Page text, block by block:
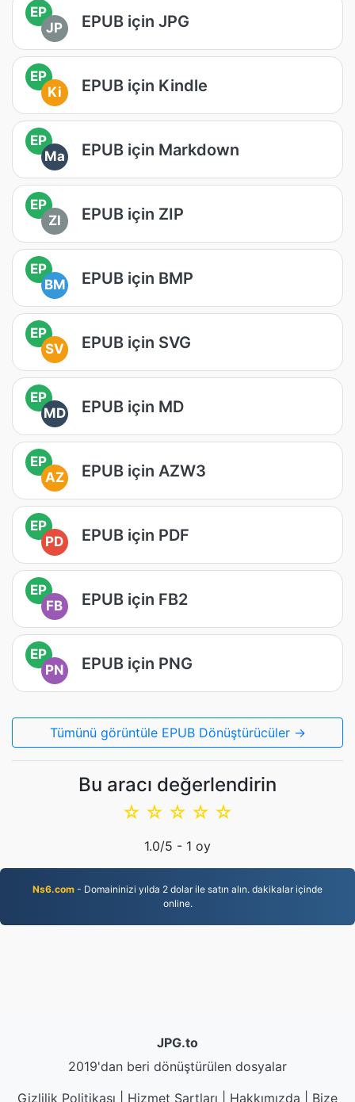
EP
JP
EPUB için JPG
EP
Ki
EPUB için Kindle
EP
Ma
EPUB için Markdown
EP
ZI
EPUB için ZIP
EP
BM
EPUB için BMP
EP
SV
EPUB için SVG
EP
MD
EPUB için MD
EP
AZ
EPUB için AZW3
EP
PD
EPUB için PDF
EP
FB
EPUB için FB2
EP
PN
EPUB için PNG
Tümünü görüntüle EPUB Dönüştürücüler →
Bu aracı değerlendirin
☆
☆
☆
☆
☆
1.0/5 - 1 oy
Ns6.com - Domaininizi yılda 2 dolar ile satın alın. dakikalar içinde
online.
JPG.to
2019'dan beri dönüştürülen dosyalar
Gizlilik Politikası
Hizmet Şartları Hakkımızda Bize